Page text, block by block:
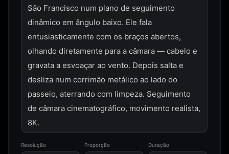
São Francisco num plano de seguimento
dinâmico em ângulo baixo. Ele fala
entusiasticamente com os braços abertos,
olhando diretamente para a câmara — cabelo e
gravata a esvoaçar ao vento. Depois salta e
desliza num corrimão metálico ao lado do
passeio, aterrando com limpeza. Seguimento
de câmara cinematográfico, movimento realista,
8K.
Resolução Proporção Duração